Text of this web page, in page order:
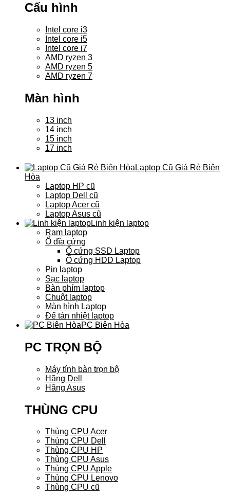
Cấu hình
Intel core i3
Intel core i5
Intel core i7
AMD ryzen 3
AMD ryzen 5
AMD ryzen 7
Màn hình
13 inch
14 inch
15 inch
17 inch
Laptop Cũ Giá Rẻ Biên
Hòa
Laptop HP cũ
Laptop Dell cũ
Laptop Acer cũ
Laptop Asus cũ
Linh kiện laptop
Ram laptop
Ổ đĩa cứng
Ổ cứng SSD Laptop
Ổ cứng HDD Laptop
Pin laptop
Sạc laptop
Bàn phím laptop
Chuột laptop
Màn hình Laptop
Đế tản nhiệt laptop
PC Biên Hòa
PC TRỌN BỘ
Máy tính bàn trọn bộ
Hãng Dell
Hãng Asus
THÙNG CPU
Thùng CPU Acer
Thùng CPU Dell
Thùng CPU HP
Thùng CPU Asus
Thùng CPU Apple
Thùng CPU Lenovo
Thùng CPU cũ